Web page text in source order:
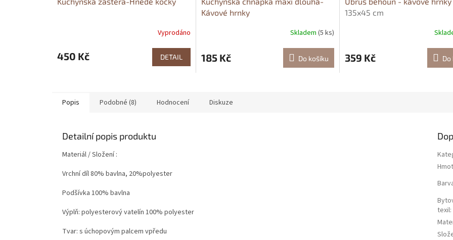
Vyprodáno
450 Kč DETAIL
Kávové hrnky
Skladem (5 ks)
185 Kč Do košíku
135x45 cm
359 Kč Do
Popis Podobné (8) Hodnocení Diskuze
Detailní popis produktu
Materiál / Složení :
Vrchní díl 80% bavlna, 20%polyester
Podšívka 100% bavlna
Výplň: polyesterový vatelín 100% polyester
Tvar: s úchopovým palcem vpředu
texil: